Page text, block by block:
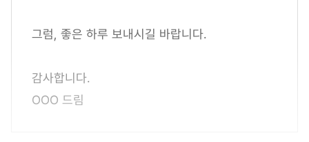
그럼, 좋은 하루 보내시길 바랍니다.
감사합니다.
OOO 드림